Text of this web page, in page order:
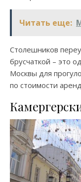
Читать еще:
Столешников
брусчаткой – это
Москвы для
по стоимости